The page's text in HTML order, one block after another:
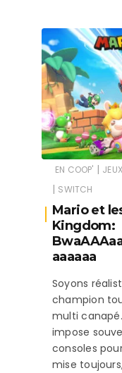
EN COOP' |
| SWITCH
Mario et
Kingdom:
aaaaaa
Soyons
champion
multi
impose
consoles
mise